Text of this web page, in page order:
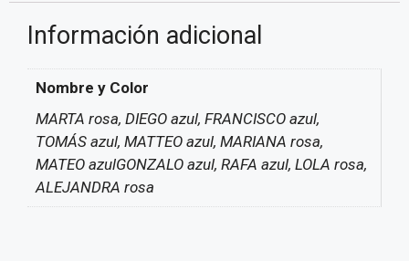
Información adicional
Nombre y Color
MARTA rosa, DIEGO azul, FRANCISCO azul,
TOMÁS azul, MATTEO azul, MARIANA rosa,
MATEO azulGONZALO azul, RAFA azul, LOLA rosa,
ALEJANDRA rosa